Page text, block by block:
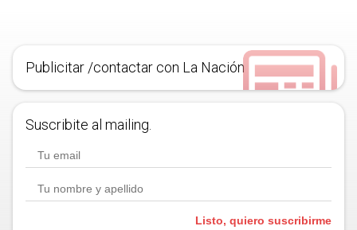
Publicitar /contactar con La Nación
Suscribite al mailing.
Listo, quiero suscribirme